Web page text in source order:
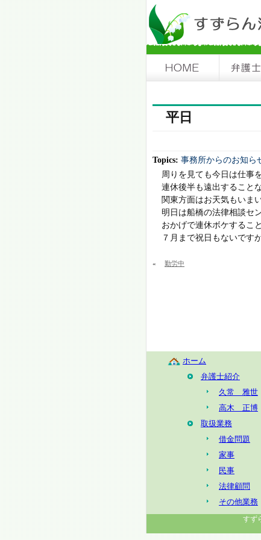
平日
Topics: 事務所からのお知ら
周りを見ても今日は仕事
連休後半も遠出すること
関東方面はお天気もいま
明日は船橋の法律相談セ
おかげで連休ボケするこ
７月まで祝日もないです
« 勤労中
ホーム
弁護士紹介
久常 雅世
高木 正博
取扱業務
借金問題
家事
民事
法律顧問
その他業務
すず